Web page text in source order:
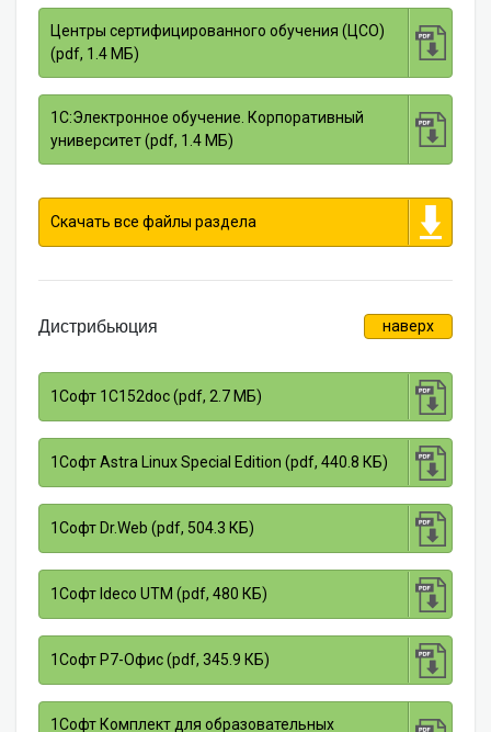
Центры сертифицированного обучения (ЦСО)
(pdf, 1.4 МБ)
1С:Электронное обучение. Корпоративный
университет (pdf, 1.4 МБ)
Скачать все файлы раздела
Дистрибьюция наверх
1Софт 1С152doc (pdf, 2.7 МБ)
1Софт Astra Linux Special Edition (pdf, 440.8 КБ)
1Софт Dr.Web (pdf, 504.3 КБ)
1Софт Ideco UTM (pdf, 480 КБ)
1Софт Р7-Офис (pdf, 345.9 КБ)
1Софт Комплект для образовательных